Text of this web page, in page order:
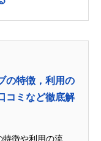
の特徴，利用の
コミなど徹底解
特徴や利用の流